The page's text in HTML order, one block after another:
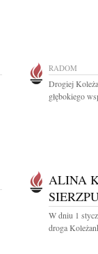
RADOM
Drogiej
głębokiego
ALINA
W dniu 1
droga